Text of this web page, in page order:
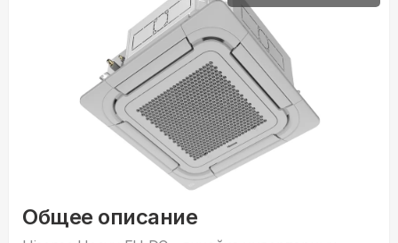
Общее описание